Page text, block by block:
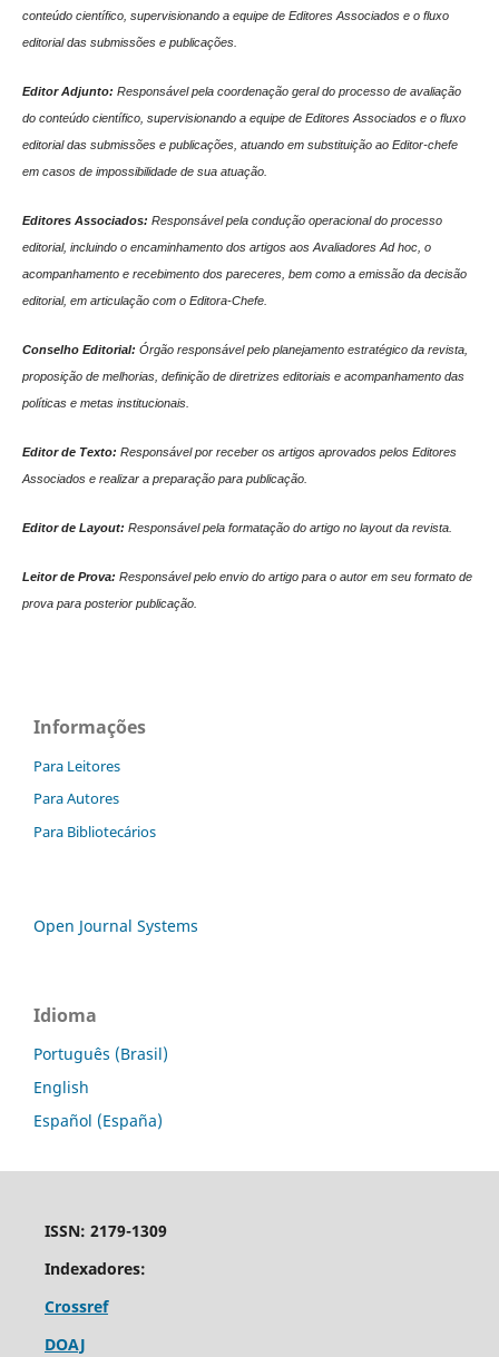
conteúdo científico, supervisionando a equipe de Editores Associados e o fluxo
editorial das submissões e publicações.
Editor Adjunto: Responsável pela coordenação geral do processo de avaliação
do conteúdo científico, supervisionando a equipe de Editores Associados e o fluxo
editorial das submissões e publicações, atuando em substituição ao Editor-chefe
em casos de impossibilidade de sua atuação.
Editores Associados: Responsável pela condução operacional do processo
editorial, incluindo o encaminhamento dos artigos aos Avaliadores Ad hoc, o
acompanhamento e recebimento dos pareceres, bem como a emissão da decisão
editorial, em articulação com o Editora-Chefe.
Conselho Editorial: Órgão responsável pelo planejamento estratégico da revista,
proposição de melhorias, definição de diretrizes editoriais e acompanhamento das
políticas e metas institucionais.
Editor de Texto: Responsável por receber os artigos aprovados pelos Editores
Associados e realizar a preparação para publicação.
Editor de Layout: Responsável pela formatação do artigo no layout da revista.
Leitor de Prova: Responsável pelo envio do artigo para o autor em seu formato de
prova para posterior publicação.
Informações
Para Leitores
Para Autores
Para Bibliotecários
Open Journal Systems
Idioma
Português (Brasil)
English
Español (España)
ISSN: 2179-1309
Indexadores:
Crossref
DOAJ